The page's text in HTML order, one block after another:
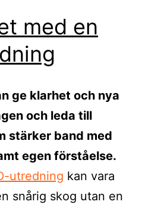
med en
ge klarhet och nya
och leda till
stärker band med
egen förståelse.
utredning kan vara
snårig skog utan en